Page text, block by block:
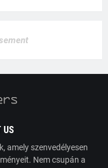
US
amely szenvedélyesen
Nem csupán a